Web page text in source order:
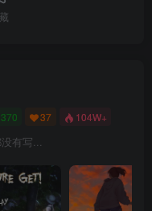
370 37 104W+
有写...